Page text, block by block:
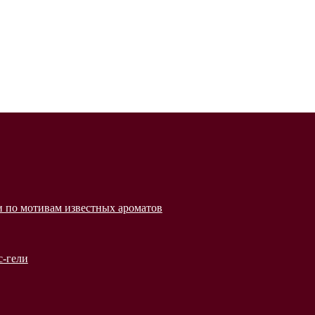
мотивам известных ароматов
гели